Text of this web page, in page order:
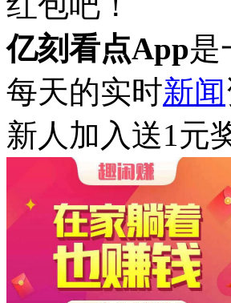
亿刻看点App是
每天的实时新闻
新人加入送1元